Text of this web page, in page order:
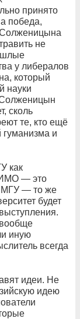
принято
победа,
не
у либералов
который
науки
сколь
те, кто ещё
гуманизма и
как
— это
МГУ — то же
будет
иную
всегда
идеи. Не
идею